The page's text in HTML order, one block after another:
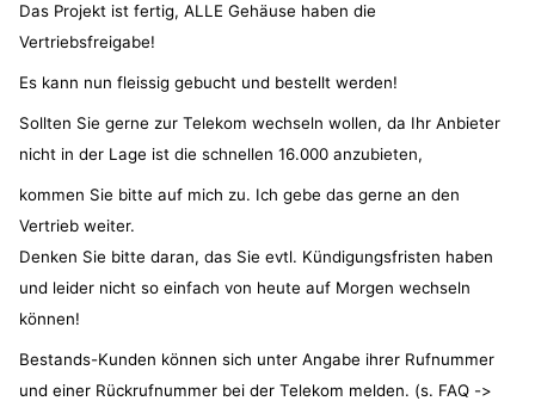
Das Projekt ist fertig, ALLE Gehäuse haben die
Vertriebsfreigabe!
Es kann nun fleissig gebucht und bestellt werden!
Sollten Sie gerne zur Telekom wechseln wollen, da Ihr Anbieter
nicht in der Lage ist die schnellen 16.000 anzubieten,
kommen Sie bitte auf mich zu. Ich gebe das gerne an den
Vertrieb weiter.
Denken Sie bitte daran, das Sie evtl. Kündigungsfristen haben
und leider nicht so einfach von heute auf Morgen wechseln
können!
Bestands-Kunden können sich unter Angabe ihrer Rufnummer
und einer Rückrufnummer bei der Telekom melden. (s. FAQ ->